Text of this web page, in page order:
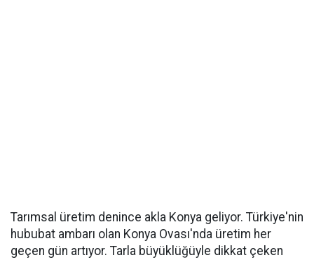
Tarımsal üretim denince akla Konya geliyor. Türkiye'nin
hububat ambarı olan Konya Ovası'nda üretim her
geçen gün artıyor. Tarla büyüklüğüyle dikkat çeken